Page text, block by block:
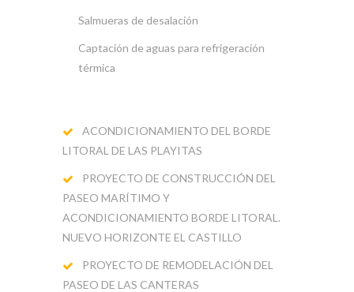
Salmueras de desalación
Captación de aguas para refrigeración
térmica
ACONDICIONAMIENTO DEL BORDE
LITORAL DE LAS PLAYITAS
PROYECTO DE CONSTRUCCIÓN DEL
PASEO MARÍTIMO Y
ACONDICIONAMIENTO BORDE LITORAL.
NUEVO HORIZONTE EL CASTILLO
PROYECTO DE REMODELACIÓN DEL
PASEO DE LAS CANTERAS